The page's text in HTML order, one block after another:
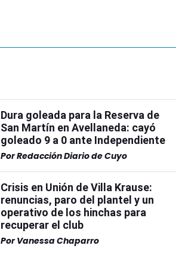
Dura goleada para la Reserva de
San Martín en Avellaneda: cayó
goleado 9 a 0 ante Independiente
PorRedacción Diario de Cuyo
Crisis en Unión de Villa Krause:
renuncias, paro del plantel y un
operativo de los hinchas para
recuperar el club
Por Vanessa Chaparro